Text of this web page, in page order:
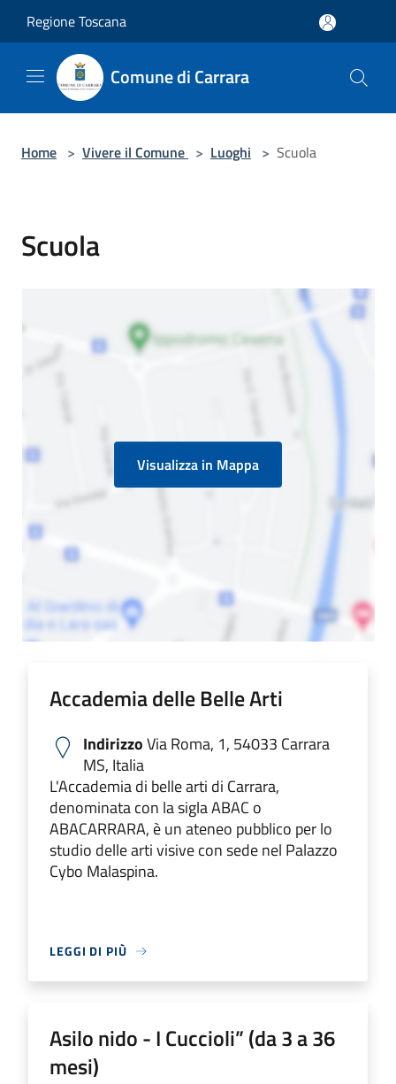
Regione Toscana
Comune di Carrara
Home > Vivere il Comune > Luoghi > Scuola
Scuola
Visualizza in Mappa
Accademia delle Belle Arti
IndirizzoVia Roma, 1, 54033 Carrara
MS, Italia
L'Accademia di belle arti di Carrara,
denominata con la sigla ABAC o
ABACARRARA, è un ateneo pubblico per lo
studio delle arti visive con sede nel Palazzo
Cybo Malaspina.
LEGGI DI PIÙ
Asilo nido - I Cuccioli” (da 3 a 36
mesi)